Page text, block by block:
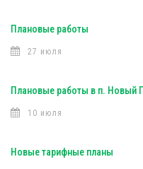
Плановые работы
27 июля
Плановые работы в п. Новый
10 июля
Новые тарифные планы